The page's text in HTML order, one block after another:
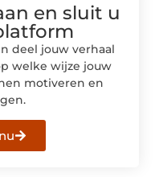
en sluit u
deel jouw verhaal
welke wijze jouw
motiveren en